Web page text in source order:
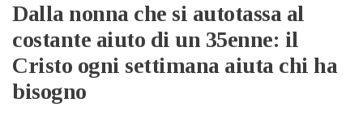
Dalla nonna che si autotassa al
costante aiuto di un 35enne: il
Cristo ogni settimana aiuta chi ha
bisogno